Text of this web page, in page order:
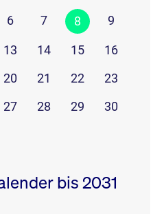
6 7 8 9
13 14 15
16
20 21 22
23
27 28 29
30
bis 2031